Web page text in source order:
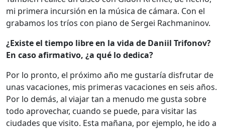
mi primera incursión en la música de cámara. Con el
grabamos los tríos con piano de Sergei Rachmaninov.
¿Existe el tiempo libre en la vida de Daniil Trifonov?
En caso afirmativo, ¿a qué lo dedica?
Por lo pronto, el próximo año me gustaría disfrutar de
unas vacaciones, mis primeras vacaciones en seis años.
Por lo demás, al viajar tan a menudo me gusta sobre
todo aprovechar, cuando se puede, para visitar las
ciudades que visito. Esta mañana, por ejemplo, he ido a